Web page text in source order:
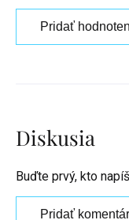
Pridať
Diskusia
Buďte prvý, kto
Pridať komentár